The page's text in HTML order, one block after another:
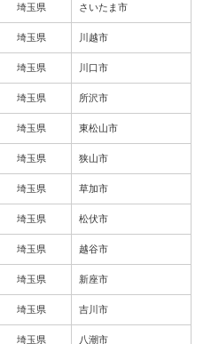
埼玉県 さいたま市
埼玉県 川越市
埼玉県 川口市
埼玉県 所沢市
埼玉県 東松山市
埼玉県 狭山市
埼玉県 草加市
埼玉県 松伏市
埼玉県 越谷市
埼玉県 新座市
埼玉県 吉川市
埼玉県 八潮市